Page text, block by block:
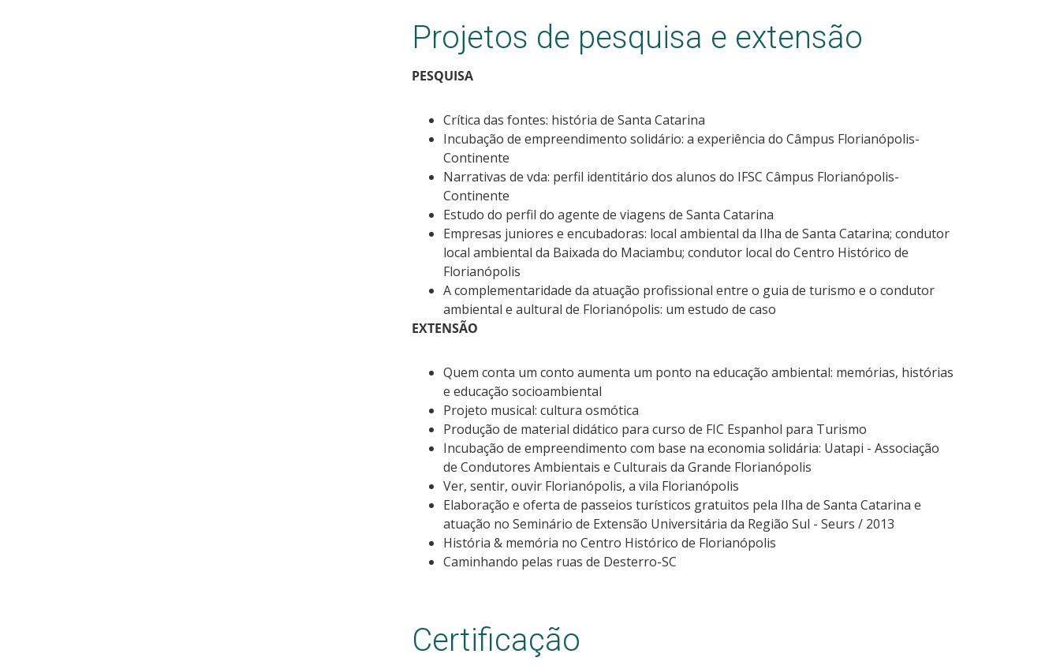
Projetos de pesquisa e extensão
PESQUISA
Crítica das fontes: história de Santa Catarina
Incubação de empreendimento solidário: a experiência do Câmpus Florianópolis-
Continente
Narrativas de vda: perfil identitário dos alunos do IFSC Câmpus Florianópolis-
Continente
Estudo do perfil do agente de viagens de Santa Catarina
Empresas juniores e encubadoras: local ambiental da Ilha de Santa Catarina; condutor
local ambiental da Baixada do Maciambu; condutor local do Centro Histórico de
Florianópolis
A complementaridade da atuação profissional entre o guia de turismo e o condutor
ambiental e aultural de Florianópolis: um estudo de caso
EXTENSÃO
Quem conta um conto aumenta um ponto na educação ambiental: memórias, histórias
e educação socioambiental
Projeto musical: cultura osmótica
Produção de material didático para curso de FIC Espanhol para Turismo
Incubação de empreendimento com base na economia solidária: Uatapi - Associação
de Condutores Ambientais e Culturais da Grande Florianópolis
Ver, sentir, ouvir Florianópolis, a vila Florianópolis
Elaboração e oferta de passeios turísticos gratuitos pela Ilha de Santa Catarina e
atuação no Seminário de Extensão Universitária da Região Sul - Seurs / 2013
História & memória no Centro Histórico de Florianópolis
Caminhando pelas ruas de Desterro-SC
Certificação